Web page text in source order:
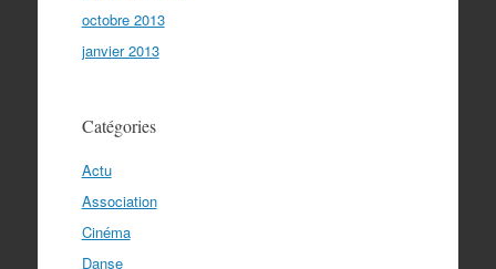
octobre 2013
janvier 2013
Catégories
Actu
Association
Cinéma
Danse